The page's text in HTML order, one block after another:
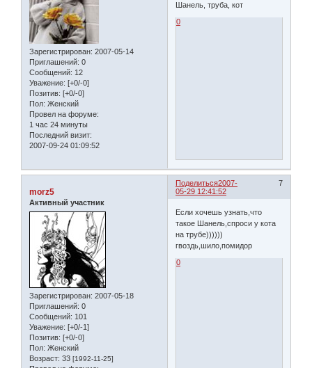
Зарегистрирован: 2007-05-14
Приглашений: 0
Сообщений: 12
Уважение: [+0/-0]
Позитив: [+0/-0]
Пол: Женский
Провел на форуме:
1 час 24 минуты
Последний визит:
2007-09-24 01:09:52
Шанель, труба, кот
0
Поделиться 7
2007-
05-29 12:41:52
morz5
Активный участник
Зарегистрирован: 2007-05-18
Приглашений: 0
Сообщений: 101
Уважение: [+0/-1]
Позитив: [+0/-0]
Пол: Женский
Возраст: 33 [1992-11-25]
Если хочешь узнать,что
такое Шанель,спроси у кота
на трубе))))))
гвоздь,шило,помидор
0